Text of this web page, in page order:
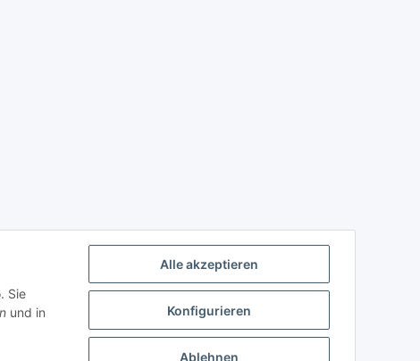
Alle akzeptieren
Konfigurieren
Ablehnen
Sie
und in